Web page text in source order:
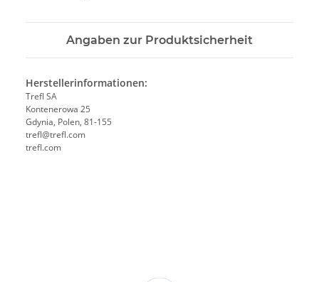
Angaben zur Produktsicherheit
Herstellerinformationen:
Trefl SA
Kontenerowa 25
Gdynia, Polen, 81-155
trefl@trefl.com
trefl.com